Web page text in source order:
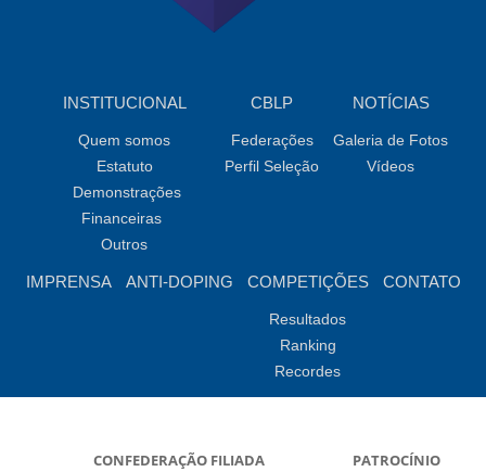
INSTITUCIONAL
Quem somos
Estatuto
Demonstrações
Financeiras
Outros
CBLP
Federações
Perfil Seleção
NOTÍCIAS
Galeria de Fotos
Vídeos
IMPRENSA ANTI-DOPING COMPETIÇÕES
Resultados
Ranking
Recordes
CONTATO
CONFEDERAÇÃO FILIADA PATROCÍNIO